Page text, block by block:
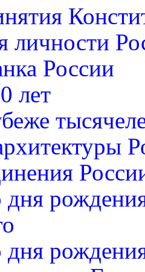
России
лет
дня
дня